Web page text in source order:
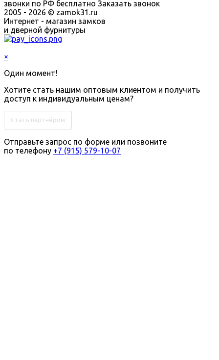
звонки по РФ бесплатно Заказать звонок
2005 - 2026 © zamok31.ru
Интернет - магазин замков
и дверной фурнитуры
×
Один момент!
Хотите стать нашим оптовым клиентом и получить
доступ к индивидуальным ценам?
Стать партнёром
Отправьте запрос по форме или позвоните
по телефону +7 (915) 579-10-07